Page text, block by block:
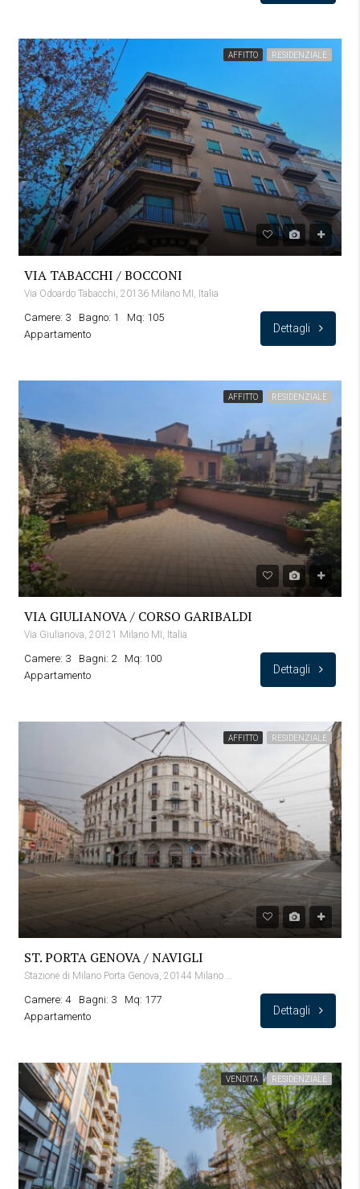
AFFITTO RESIDENZIALE
VIA TABACCHI / BOCCONI
Via Odoardo Tabacchi, 20136 Milano MI, Italia
Camere: 3 Bagno: 1
Mq: 105
Appartamento
Dettagli
AFFITTO RESIDENZIALE
VIA GIULIANOVA / CORSO GARIBALDI
Via Giulianova, 20121 Milano MI, Italia
Camere: 3 Bagni: 2
Mq: 100
Appartamento
Dettagli
AFFITTO RESIDENZIALE
ST. PORTA GENOVA / NAVIGLI
Stazione di Milano Porta Genova, 20144 Milano MI, Italia
Camere: 4 Bagni: 3
Mq: 177
Appartamento
Dettagli
VENDITA RESIDENZIALE